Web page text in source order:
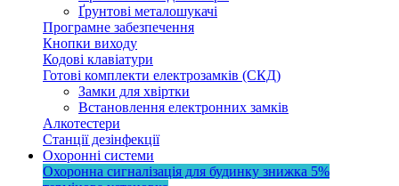
Ґрунтові металошукачі
Програмне забезпечення
Кнопки виходу
Кодові клавіатури
Готові комплекти електрозамків (СКД)
Замки для хвіртки
Встановлення електронних замків
Алкотестери
Станції дезінфекції
Охоронні системи
Охоронна сигналізація для будинку знижка 5%